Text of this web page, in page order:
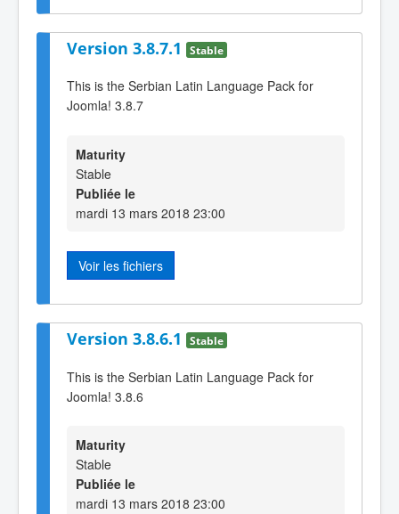
Version 3.8.7.1 Stable
This is the Serbian Latin Language Pack for
Joomla! 3.8.7
Maturity
Stable
Publiée le
mardi 13 mars 2018 23:00
Voir les fichiers
Version 3.8.6.1 Stable
This is the Serbian Latin Language Pack for
Joomla! 3.8.6
Maturity
Stable
Publiée le
mardi 13 mars 2018 23:00